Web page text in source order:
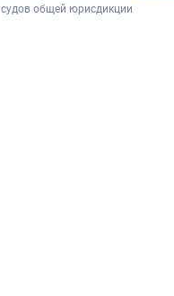
общей юрисдикции